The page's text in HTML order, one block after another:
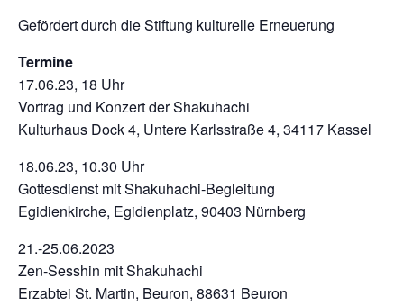
Gefördert durch die Stiftung kulturelle Erneuerung
Termine
17.06.23, 18 Uhr
Vortrag und Konzert der Shakuhachi
Kulturhaus Dock 4, Untere Karlsstraße 4, 34117 Kassel
18.06.23, 10.30 Uhr
Gottesdienst mit Shakuhachi-Begleitung
Egidienkirche, Egidienplatz, 90403 Nürnberg
21.-25.06.2023
Zen-Sesshin mit Shakuhachi
Erzabtei St. Martin, Beuron, 88631 Beuron